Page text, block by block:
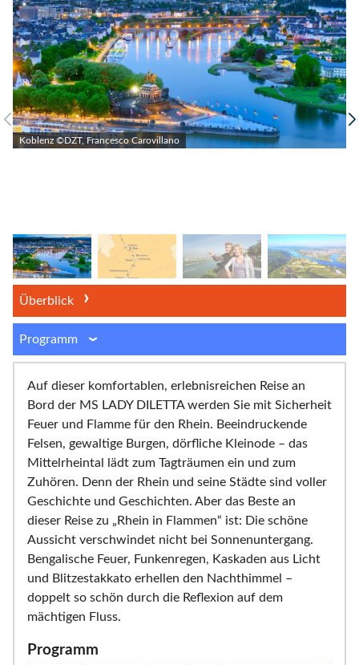
Koblenz ©DZT, Francesco Carovillano
Überblick
Programm
Auf dieser komfortablen, erlebnisreichen Reise an
Bord der MS LADY DILETTA werden Sie mit Sicherheit
Feuer und Flamme für den Rhein. Beeindruckende
Felsen, gewaltige Burgen, dörfliche Kleinode – das
Mittelrheintal lädt zum Tagträumen ein und zum
Zuhören. Denn der Rhein und seine Städte sind voller
Geschichte und Geschichten. Aber das Beste an
dieser Reise zu „Rhein in Flammen“ ist: Die schöne
Aussicht verschwindet nicht bei Sonnenuntergang.
Bengalische Feuer, Funkenregen, Kaskaden aus Licht
und Blitzestakkato erhellen den Nachthimmel –
doppelt so schön durch die Reflexion auf dem
mächtigen Fluss.
Programm